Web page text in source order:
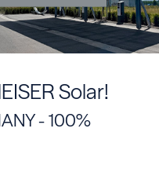
Solar!
- 100%